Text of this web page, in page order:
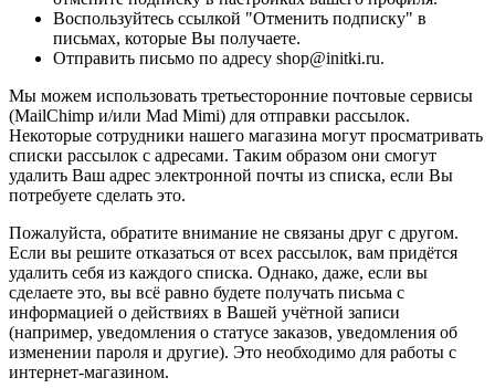
Воспользуйтесь ссылкой "Отменить подписку" в
письмах, которые Вы получаете.
Отправить письмо по адресу shop@initki.ru.
Мы можем использовать третьесторонние почтовые сервисы
(MailChimp и/или Mad Mimi) для отправки рассылок.
Некоторые сотрудники нашего магазина могут просматривать
списки рассылок с адресами. Таким образом они смогут
удалить Ваш адрес электронной почты из списка, если Вы
потребуете сделать это.
Пожалуйста, обратите внимание не связаны друг с другом.
Если вы решите отказаться от всех рассылок, вам придётся
удалить себя из каждого списка. Однако, даже, если вы
сделаете это, вы всё равно будете получать письма с
информацией о действиях в Вашей учётной записи
(например, уведомления о статусе заказов, уведомления об
изменении пароля и другие). Это необходимо для работы с
интернет-магазином.